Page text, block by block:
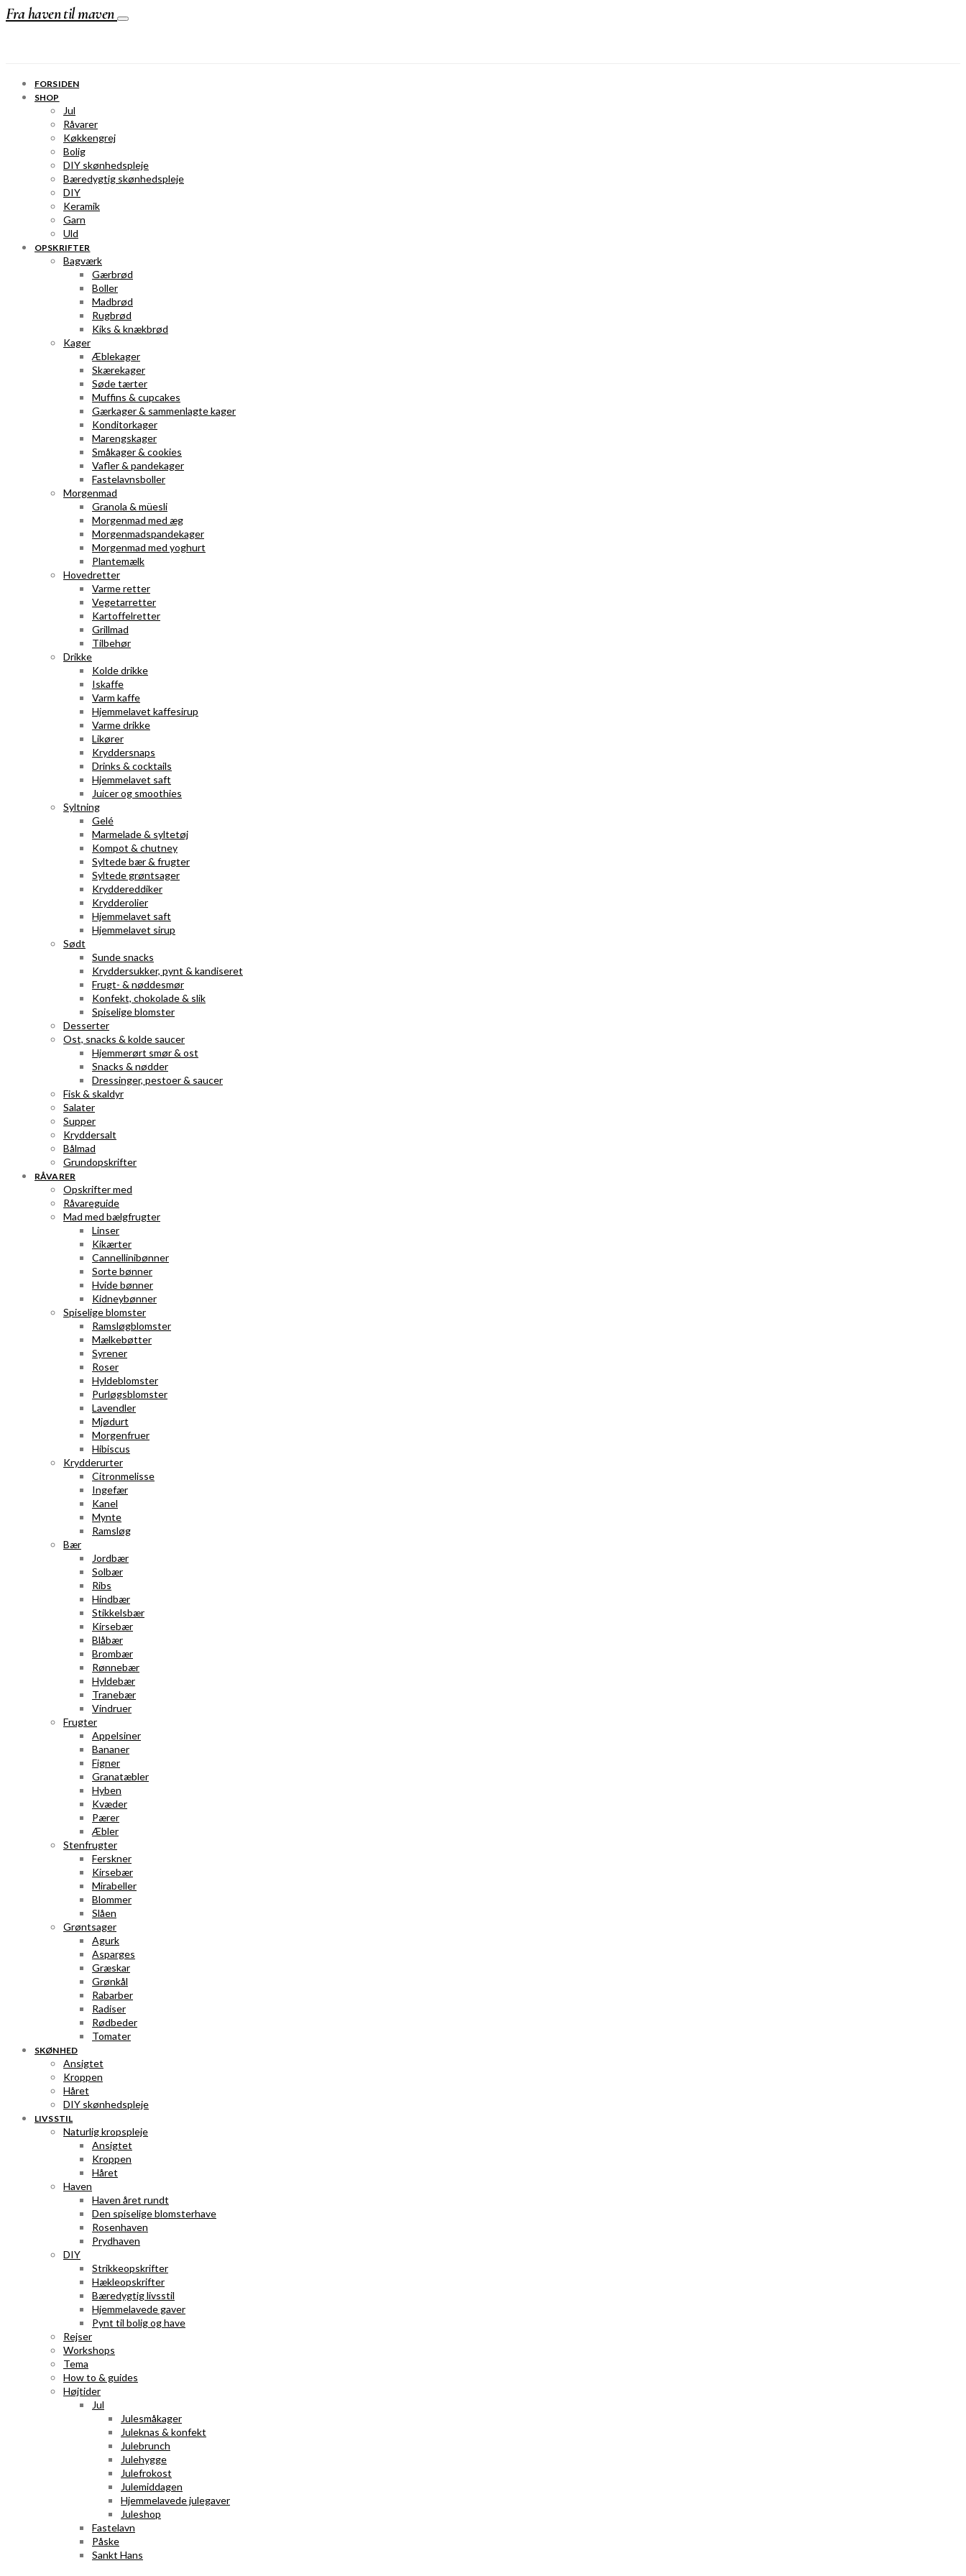
Fra haven til maven
FORSIDEN
SHOP
Jul
Råvarer
Køkkengrej
Bolig
DIY skønhedspleje
Bæredygtig skønhedspleje
DIY
Keramik
Garn
Uld
OPSKRIFTER
Bagværk
Gærbrød
Boller
Madbrød
Rugbrød
Kiks & knækbrød
Kager
Æblekager
Skærekager
Søde tærter
Muffins & cupcakes
Gærkager & sammenlagte kager
Konditorkager
Marengskager
Småkager & cookies
Vafler & pandekager
Fastelavnsboller
Morgenmad
Granola & müesli
Morgenmad med æg
Morgenmadspandekager
Morgenmad med yoghurt
Plantemælk
Hovedretter
Varme retter
Vegetarretter
Kartoffelretter
Grillmad
Tilbehør
Drikke
Kolde drikke
Iskaffe
Varm kaffe
Hjemmelavet kaffesirup
Varme drikke
Likører
Kryddersnaps
Drinks & cocktails
Hjemmelavet saft
Juicer og smoothies
Syltning
Gelé
Marmelade & syltetøj
Kompot & chutney
Syltede bær & frugter
Syltede grøntsager
Kryddereddiker
Krydderolier
Hjemmelavet saft
Hjemmelavet sirup
Sødt
Sunde snacks
Kryddersukker, pynt & kandiseret
Frugt- & nøddesmør
Konfekt, chokolade & slik
Spiselige blomster
Desserter
Ost, snacks & kolde saucer
Hjemmerørt smør & ost
Snacks & nødder
Dressinger, pestoer & saucer
Fisk & skaldyr
Salater
Supper
Kryddersalt
Bålmad
Grundopskrifter
RÅVARER
Opskrifter med
Råvareguide
Mad med bælgfrugter
Linser
Kikærter
Cannellinibønner
Sorte bønner
Hvide bønner
Kidneybønner
Spiselige blomster
Ramsløgblomster
Mælkebøtter
Syrener
Roser
Hyldeblomster
Purløgsblomster
Lavendler
Mjødurt
Morgenfruer
Hibiscus
Krydderurter
Citronmelisse
Ingefær
Kanel
Mynte
Ramsløg
Bær
Jordbær
Solbær
Ribs
Hindbær
Stikkelsbær
Kirsebær
Blåbær
Brombær
Rønnebær
Hyldebær
Tranebær
Vindruer
Frugter
Appelsiner
Bananer
Figner
Granatæbler
Hyben
Kvæder
Pærer
Æbler
Stenfrugter
Ferskner
Kirsebær
Mirabeller
Blommer
Slåen
Grøntsager
Agurk
Asparges
Græskar
Grønkål
Rabarber
Radiser
Rødbeder
Tomater
SKØNHED
Ansigtet
Kroppen
Håret
DIY skønhedspleje
LIVSSTIL
Naturlig kropspleje
Ansigtet
Kroppen
Håret
Haven
Haven året rundt
Den spiselige blomsterhave
Rosenhaven
Prydhaven
DIY
Strikkeopskrifter
Hækleopskrifter
Bæredygtig livsstil
Hjemmelavede gaver
Pynt til bolig og have
Rejser
Workshops
Tema
How to & guides
Højtider
Jul
Julesmåkager
Juleknas & konfekt
Julebrunch
Julehygge
Julefrokost
Julemiddagen
Hjemmelavede julegaver
Juleshop
Fastelavn
Påske
Sankt Hans